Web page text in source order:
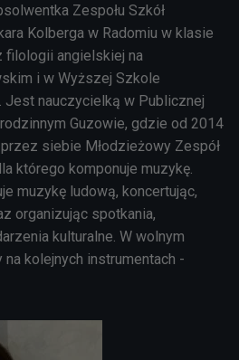
Zespołu Szkół
Kolberga w Radomiu w klasie
filologii angielskiej na
i w Wyższej Szkole
Jest nauczycielką w Publicznej
Guzowie, gdzie od 2014
siebie Młodzieżowy Zespół
którego komponuje muzykę.
muzykę ludową, koncertując,
organizując spotkania,
kulturalne. W wolnym
kolejnych instrumentach -